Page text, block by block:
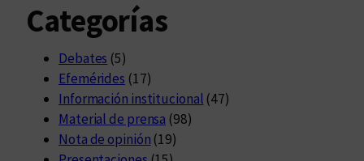
Categorías
Debates (5)
Efemérides (17)
Información institucional (47)
Material de prensa (98)
Nota de opinión (19)